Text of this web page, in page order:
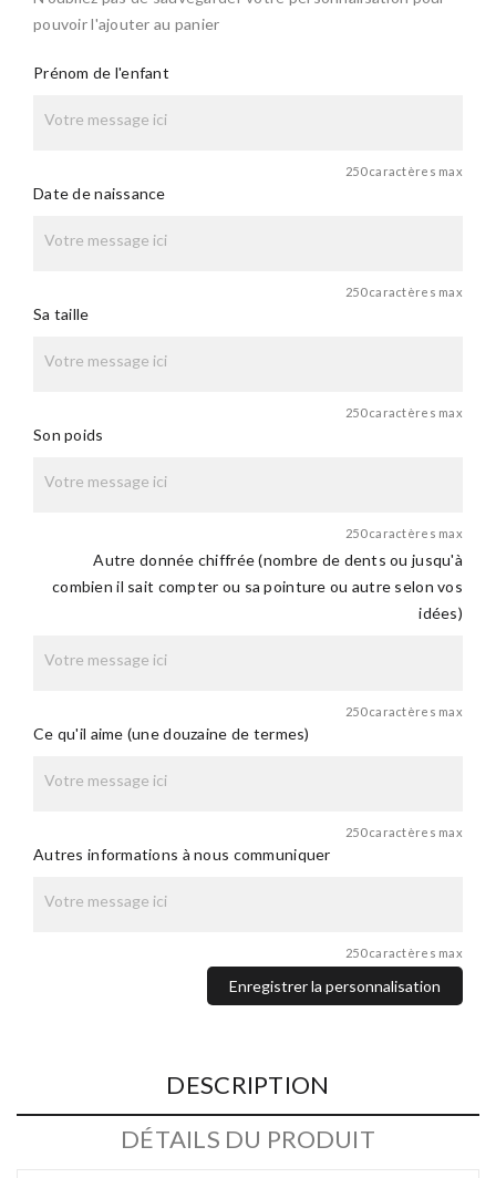
pouvoir l'ajouter au panier
Prénom de l'enfant
250 caractères max
Date de naissance
250 caractères max
Sa taille
250 caractères max
Son poids
250 caractères max
Autre donnée chiffrée (nombre de dents ou jusqu'à
combien il sait compter ou sa pointure ou autre selon vos
idées)
250 caractères max
Ce qu'il aime (une douzaine de termes)
250 caractères max
Autres informations à nous communiquer
250 caractères max
Enregistrer la personnalisation
DESCRIPTION
DÉTAILS DU PRODUIT